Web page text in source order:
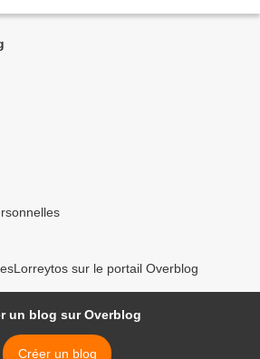
sur le portail Overblog
un blog sur Overblog
Créer un blog